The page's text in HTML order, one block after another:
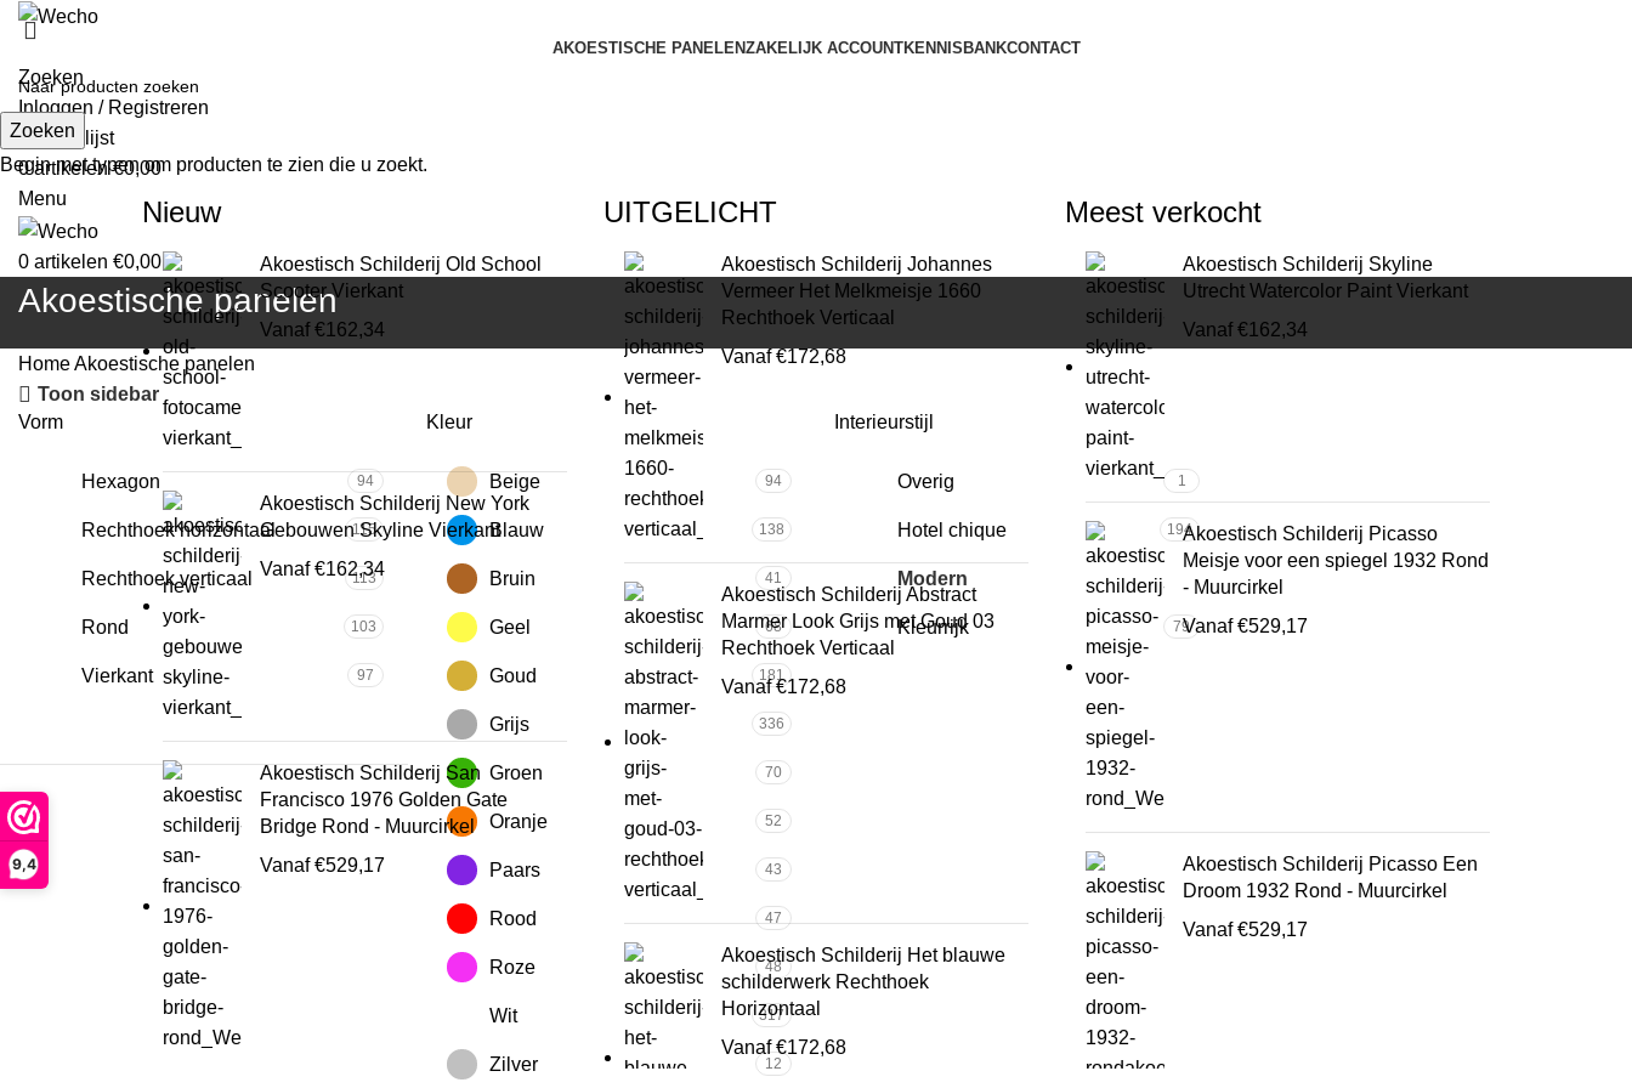
9,4
AKOESTISCHE PANELENZAKELIJK ACCOUNTKENNISBANKCONTACT
Zoeken
Inloggen / Registreren
Verlanglijst
0artikelen €0,00
Menu
0 artikelen €0,00
Akoestische panelen
HomeAkoestische panelen
Toon sidebar
Vorm
Hexagon 94
Rechthoek horizontaal 115
Rechthoek verticaal 113
Rond 103
Vierkant 97
Kleur
Beige 94
Blauw 138
Bruin 41
Geel 68
Goud 181
Grijs 336
Groen 70
Oranje 52
Paars 43
Rood 47
Roze 48
Wit 317
Zilver 12
Interieurstijl
Overig 1
Hotel chique 194
Modern
Kleurrijk 79
Zoeken
Begin met typen om producten te zien die u zoekt.
Nieuw
Akoestisch Schilderij Old School
Scooter Vierkant
Vanaf€162,34
Akoestisch Schilderij New York
Gebouwen Skyline Vierkant
Vanaf€162,34
Akoestisch Schilderij San
Francisco 1976 Golden Gate
Bridge Rond - Muurcirkel
Vanaf€529,17
UITGELICHT
Akoestisch Schilderij Johannes
Vermeer Het Melkmeisje 1660
Rechthoek Verticaal
Vanaf€172,68
Akoestisch Schilderij Abstract
Marmer Look Grijs met Goud 03
Rechthoek Verticaal
Vanaf€172,68
Akoestisch Schilderij Het blauwe
schilderwerk Rechthoek
Horizontaal
Vanaf€172,68
Meest verkocht
Akoestisch Schilderij Skyline
Utrecht Watercolor Paint Vierkant
Vanaf€162,34
Akoestisch Schilderij Picasso
Meisje voor een spiegel 1932 Rond
- Muurcirkel
Vanaf€529,17
Akoestisch Schilderij Picasso Een
Droom 1932 Rond - Muurcirkel
Vanaf€529,17